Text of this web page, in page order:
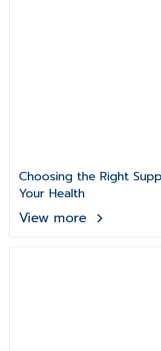
Choosing the Right
Your Health
View more